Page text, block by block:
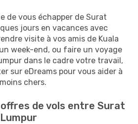
de vous échapper de Surat
jours en vacances avec
visite à vos amis de Kuala
week-end, ou faire un voyage
dans le cadre votre travail,
sur eDreams pour vous aider à
chers.
de vols entre Surat